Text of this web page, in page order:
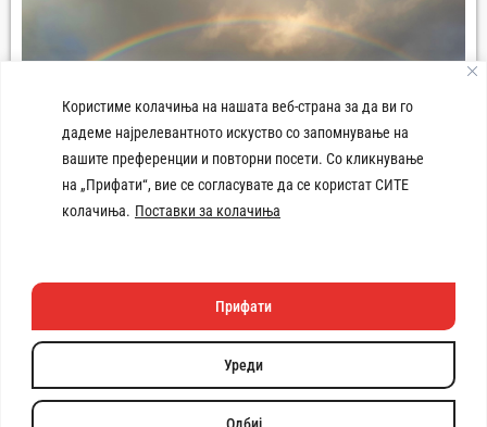
Користиме колачиња на нашата веб-страна за да ви го
дадеме најрелевантното искуство со запомнување на
вашите преференции и повторни посети. Со кликнување
на „Прифати“, вие се согласувате да се користат СИТЕ
колачиња. Поставки за колачиња
Уреди
Одбиј
Прифати
Панорама град Демир Хисар
Техничката изработка
на веб
Copyright © 2026 Општина Демир Хисар. Сите права се
задржани. | Developed by: